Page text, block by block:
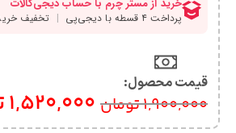
قیمت محصول:​
1,900,000تومان 1,520,000